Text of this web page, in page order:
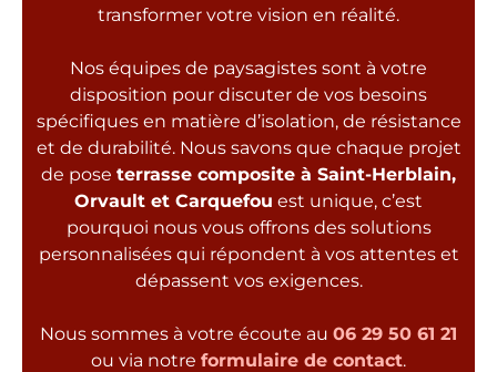
transformer votre vision en réalité.
Nos équipes de paysagistes sont à votre
disposition pour discuter de vos besoins
spécifiques en matière d’isolation, de résistance
et de durabilité. Nous savons que chaque projet
de pose terrasse composite à Saint-Herblain,
Orvault et Carquefou est unique, c’est
pourquoi nous vous offrons des solutions
personnalisées qui répondent à vos attentes et
dépassent vos exigences.
Nous sommes à votre écoute au 06 29 50 61 21
ou via notre formulaire de contact.